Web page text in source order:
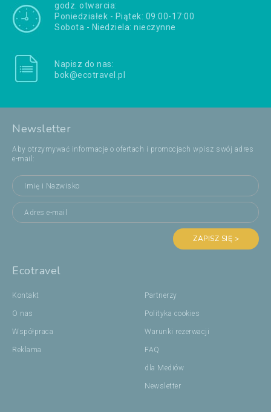
godz. otwarcia:
Poniedziałek - Piątek: 09:00-17:00
Sobota - Niedziela: nieczynne
Napisz do nas:
bok@ecotravel.pl
Newsletter
Aby otrzymywać informacje o ofertach i promocjach wpisz swój adres
e-mail:
ZAPISZ SIĘ >
Ecotravel
Kontakt
O nas
Współpraca
Reklama
Partnerzy
Polityka cookies
Warunki rezerwacji
FAQ
dla Mediów
Newsletter